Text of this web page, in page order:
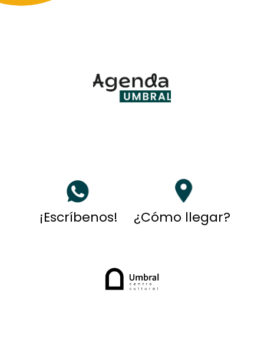
¡Escríbenos! ¿Cómo llegar?